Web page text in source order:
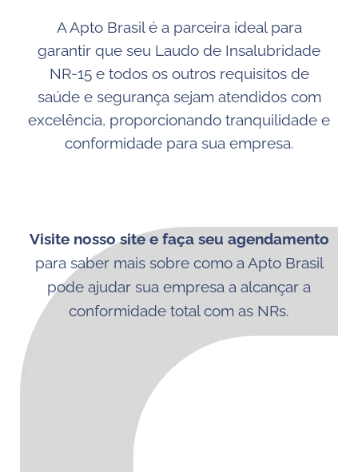
A Apto Brasil é a parceira ideal para
garantir que seu Laudo de Insalubridade
NR-15 e todos os outros requisitos de
saúde e segurança sejam atendidos com
excelência, proporcionando tranquilidade e
conformidade para sua empresa.
Visite nosso site e faça seu agendamento
para saber mais sobre como a Apto Brasil
pode ajudar sua empresa a alcançar a
conformidade total com as NRs.